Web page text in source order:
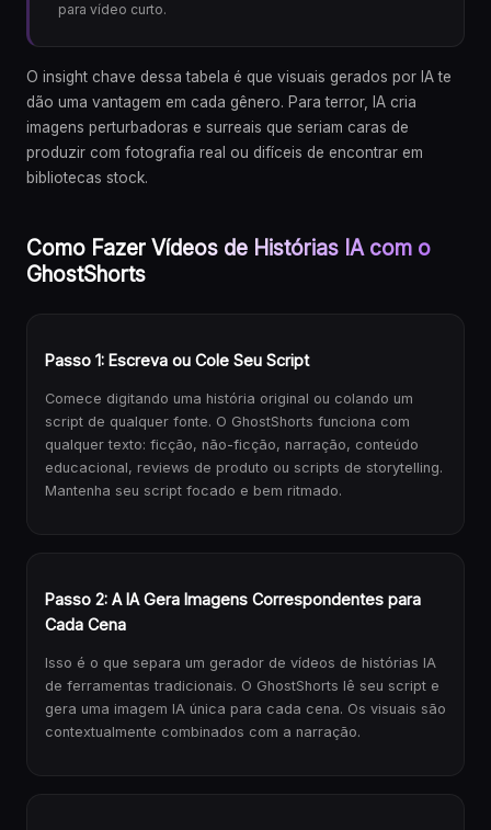
para vídeo curto.
O insight chave dessa tabela é que visuais gerados por IA te
dão uma vantagem em cada gênero. Para terror, IA cria
imagens perturbadoras e surreais que seriam caras de
produzir com fotografia real ou difíceis de encontrar em
bibliotecas stock.
Como Fazer Vídeos de Histórias IA com o
GhostShorts
Passo 1: Escreva ou Cole Seu Script
Comece digitando uma história original ou colando um
script de qualquer fonte. O GhostShorts funciona com
qualquer texto: ficção, não-ficção, narração, conteúdo
educacional, reviews de produto ou scripts de storytelling.
Mantenha seu script focado e bem ritmado.
Passo 2: A IA Gera Imagens Correspondentes para
Cada Cena
Isso é o que separa um gerador de vídeos de histórias IA
de ferramentas tradicionais. O GhostShorts lê seu script e
gera uma imagem IA única para cada cena. Os visuais são
contextualmente combinados com a narração.